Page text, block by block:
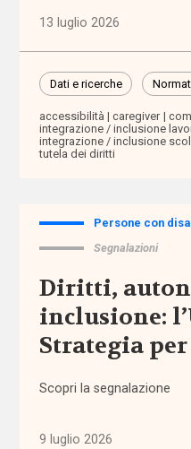
adolescenza
(2.207)
Migrazioni
disabilità
Politiche
e governo
del welfare
disuguaglianze
13 luglio 2026
Dati e ricerche
accessibilità caregiver
integrazione / inclusione
integrazione / inclusione
tutela dei diritti
Persone con
Segnalazioni
Diritti,
inclusione:
Strategia
Scopri la segnalazione
9 luglio 2026